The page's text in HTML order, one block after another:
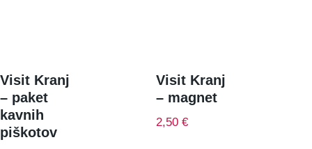
Visit Kranj
– paket
kavnih
piškotov
Visit Kranj
– magnet
2,50 €